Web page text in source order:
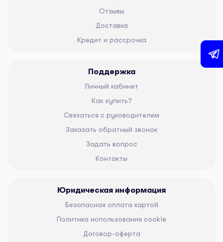
Отзывы
Доставка
Кредит и рассрочка
Поддержка
Личный кабинет
Как купить?
Связаться с руководителем
Заказать обратный звонок
Задать вопрос
Контакты
Юридическая информация
Безопасная оплата картой
Политика использования cookie
Договор-оферта